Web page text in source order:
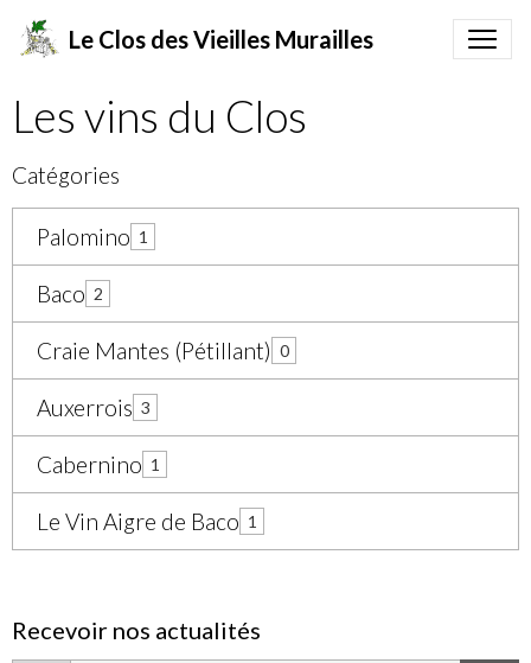
Le Clos des Vieilles Murailles
Les vins du Clos
Catégories
Palomino 1
Baco 2
Craie Mantes (Pétillant) 0
Auxerrois 3
Cabernino 1
Le Vin Aigre de Baco 1
Recevoir nos actualités